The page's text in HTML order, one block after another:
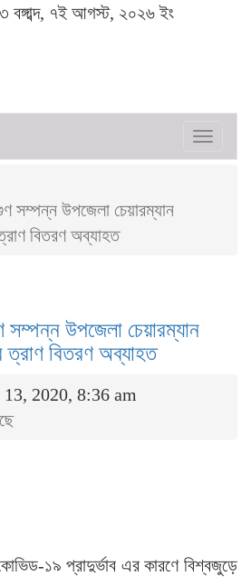
৭ই আগস্ট, ২০২৬ ইং
সম্পন্ন উপজেলা চেয়ারম্যান
বিতরণ অব্যাহত
সম্পন্ন উপজেলা চেয়ারম্যান
ত্রাণ বিতরণ অব্যাহত
13, 2020, 8:36 am
১৯ প্রাদুর্ভাব এর কারণে বিশ্বজুড়ে